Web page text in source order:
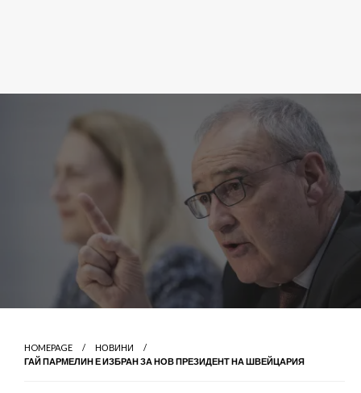
HOMEPAGE
НОВИНИ
ГАЙ ПАРМЕЛИН Е ИЗБРАН ЗА НОВ ПРЕЗИДЕНТ НА ШВЕЙЦАРИЯ